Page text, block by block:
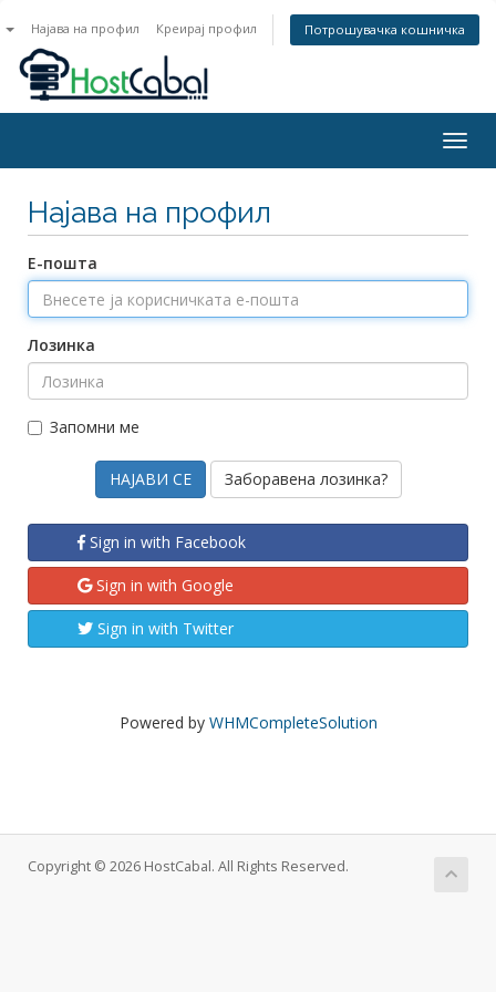
Најава на профил Креирај профил Потрошувачка кошничка
Најава на профил
Е-пошта
Лозинка
Запомни ме
Заборавена лозинка?
Sign in with Facebook
Sign in with Google
Sign in with Twitter
Powered by WHMCompleteSolution
Copyright © 2026 HostCabal. All Rights Reserved.